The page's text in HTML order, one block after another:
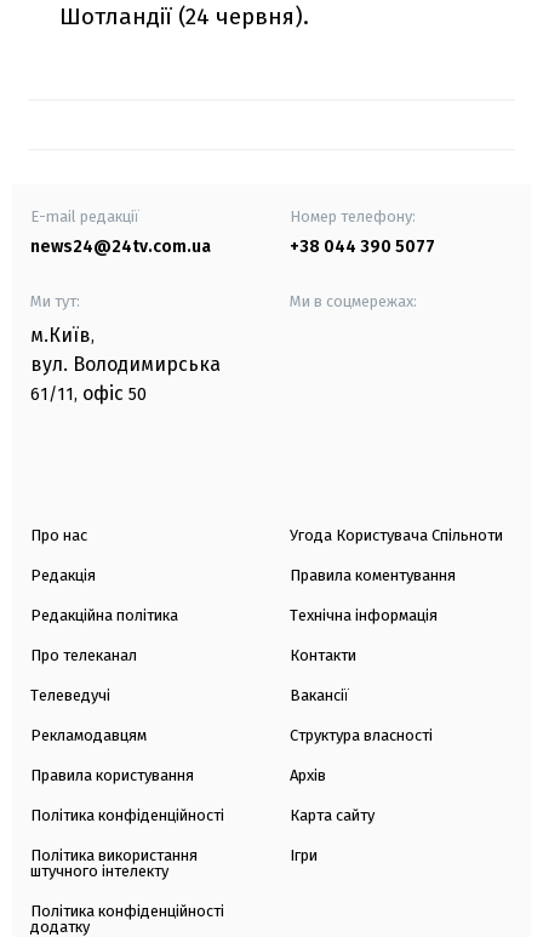
Шотландії (24 червня).
E-mail редакції
news24@24tv.com.ua
Номер телефону:
+38 044 390 5077
Ми тут:
м.Київ,
вул. Володимирська
61/11, офіс 50
Ми в соцмережах:
Про нас
Редакція
Редакційна політика
Про телеканал
Телеведучі
Рекламодавцям
Правила користування
Політика конфіденційності
Політика використання
штучного інтелекту
Політика конфіденційності
додатку
Угода Користувача Спільноти
Правила коментування
Технічна інформація
Контакти
Вакансії
Структура власності
Архів
Карта сайту
Ігри